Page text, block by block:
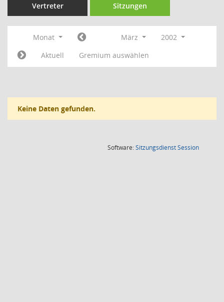
Vertreter Sitzungen
Monat März
2002
Aktuell
Gremium auswählen
Keine Daten gefunden.
Software:SitzungsdienstSession(Wird in